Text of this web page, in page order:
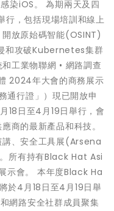
染iOS。 為期兩天及四
行，包括現場培訓和線上
放原始碼智能(OSINT)
和攻破Kubernetes集群
工業物聯網 • 網路調查
2024年大會的商務展示
行證」）現已開放申
18日至4月19日舉行，會
商的最新產品和科技。
講、安全工具展(Arsena
所有持有Black Hat Asi
示會。 本年度Black Ha
於4月18日至4月19日舉
網路安全社群成員聚集